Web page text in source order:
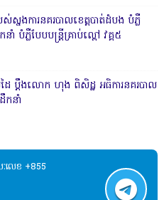
ស់ស្នងការនគរបាលខេត្តបាត់ដំបង បំភ្លឺ
បំភ្លឺបែបបន្ត្រីគ្រាប់ល្ពៅ វគ្គ៥
មេដៃ ប្ដឹងលោក ហុង ពិសិដ្ឋ អធិការនគរបាល
កនាំ
ៈលេខ +855